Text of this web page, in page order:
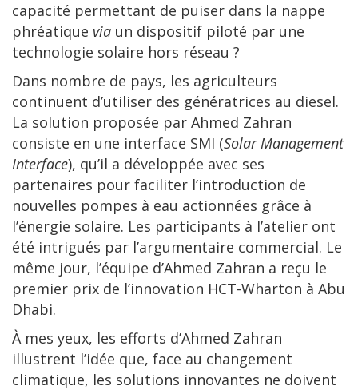
capacité permettant de puiser dans la nappe
phréatique via un dispositif piloté par une
technologie solaire hors réseau ?
Dans nombre de pays, les agriculteurs
continuent d’utiliser des génératrices au diesel.
La solution proposée par Ahmed Zahran
consiste en une interface SMI (Solar Management
Interface), qu’il a développée avec ses
partenaires pour faciliter l’introduction de
nouvelles pompes à eau actionnées grâce à
l’énergie solaire. Les participants à l’atelier ont
été intrigués par l’argumentaire commercial. Le
même jour, l’équipe d’Ahmed Zahran a reçu le
premier prix de l’innovation HCT-Wharton à Abu
Dhabi.
À mes yeux, les efforts d’Ahmed Zahran
illustrent l’idée que, face au changement
climatique, les solutions innovantes ne doivent